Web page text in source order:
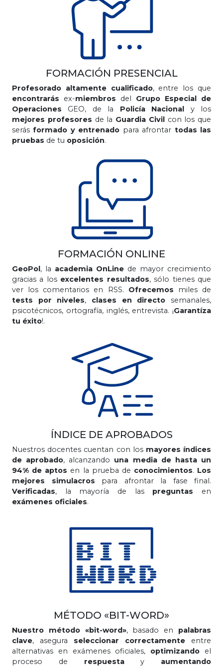
FORMACIÓN PRESENCIAL
Profesorado altamente cualificado, entre los que
encontrarás ex-miembros del Grupo Especial de
Operaciones GEO, de la Policía Nacional y los
mejores profesores de la Guardia Civilcon los que
serásformado y entrenado para afrontar todas las
pruebas de tu oposición.
FORMACIÓN ONLINE
GeoPol, la academia OnLine de mayor crecimiento
gracias a los excelentes resultados, sólo tienes que
ver los comentarios en RSS. Ofrecemos miles de
tests por niveles, clases en directo semanales,
psicotécnicos, ortografía, inglés, entrevista. ¡Garantíza
tu éxito!.
ÍNDICE DE APROBADOS
Nuestros docentes cuentan con los mayores índices
de aprobado, alcanzando una media de hasta un
94% de aptos en la prueba de conocimientos. Los
mejores simulacros para afrontar la fase final.
Verificadas, la mayoría de las preguntas en
exámenes oficiales.
MÉTODO «BIT-WORD»
Nuestro método «bit-word», basado en palabras
clave, asegura seleccionar correctamente entre
alternativas en exámenes oficiales, optimizando el
proceso de respuestay aumentando